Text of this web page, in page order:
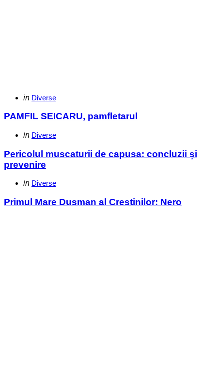
Categories
Posted
in Diverse
PAMFIL SEICARU, pamfletarul
Categories
Posted
in Diverse
Pericolul muscaturii de capusa: concluzii și
prevenire
Categories
Posted
in Diverse
Primul Mare Dusman al Crestinilor: Nero